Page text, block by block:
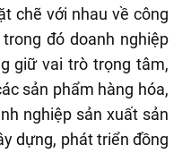
chẽ với nhau về công
đó doanh nghiệp
giữ vai trò trọng tâm,
sản phẩm hàng hóa,
nghiệp sản xuất sản
dựng, phát triển đồng